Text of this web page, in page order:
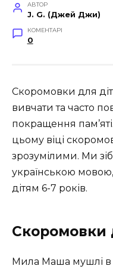
АВТОР
J. G. (Джей Джи)
КОМЕНТАРІ
0
Скоромовки для
вивчати та часто
покращення
цьому віці
зрозумілими. Ми
українською
дітям 6-7 років.
Скоромовки
Мила Маша мушлі в